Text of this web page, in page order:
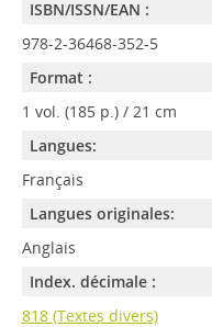
ISBN/ISSN/EAN :
978-2-36468-352-5
Format :
1 vol. (185 p.) / 21 cm
Langues:
Français
Langues originales:
Anglais
Index. décimale :
818 (Textes divers)